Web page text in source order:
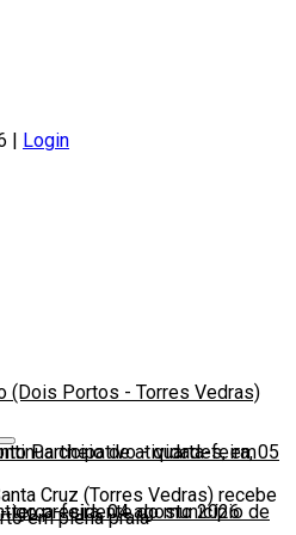
| Login
(Dois Portos - Torres Vedras)
Participativo-quarta-feira, 05
cheio de atividades, em
terça-feira, 04 agosto 2026
presidente do município de